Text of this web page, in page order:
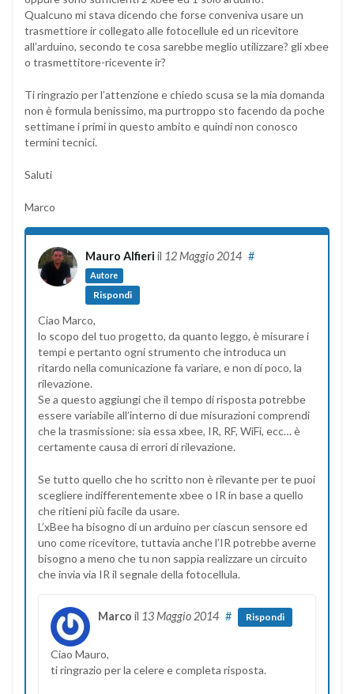
Qualcuno mi stava dicendo che forse conveniva usare un
trasmettiore ir collegato alle fotocellule ed un ricevitore
all’arduino, secondo te cosa sarebbe meglio utilizzare? gli xbee
o trasmettitore-ricevente ir?
Ti ringrazio per l’attenzione e chiedo scusa se la mia domanda
non è formula benissimo, ma purtroppo sto facendo da poche
settimane i primi in questo ambito e quindi non conosco
termini tecnici.
Saluti
Marco
Mauro Alfieri il 12 Maggio 2014
Autore
#
Rispondi
Ciao Marco,
lo scopo del tuo progetto, da quanto leggo, è misurare i
tempi e pertanto ogni strumento che introduca un
ritardo nella comunicazione fa variare, e non di poco, la
rilevazione.
Se a questo aggiungi che il tempo di risposta potrebbe
essere variabile all’interno di due misurazioni comprendi
che la trasmissione: sia essa xbee, IR, RF, WiFi, ecc… è
certamente causa di errori di rilevazione.
Se tutto quello che ho scritto non è rilevante per te puoi
scegliere indifferentemente xbee o IR in base a quello
che ritieni più facile da usare.
L’xBee ha bisogno di un arduino per ciascun sensore ed
uno come ricevitore, tuttavia anche l’IR potrebbe averne
bisogno a meno che tu non sappia realizzare un circuito
che invia via IR il segnale della fotocellula.
Marco il 13 Maggio 2014 # Rispondi
Ciao Mauro,
ti ringrazio per la celere e completa risposta.